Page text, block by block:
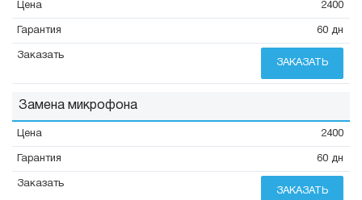
2400
60 дн
ЗАКАЗАТЬ
Замена микрофона
2400
60 дн
ЗАКАЗАТЬ